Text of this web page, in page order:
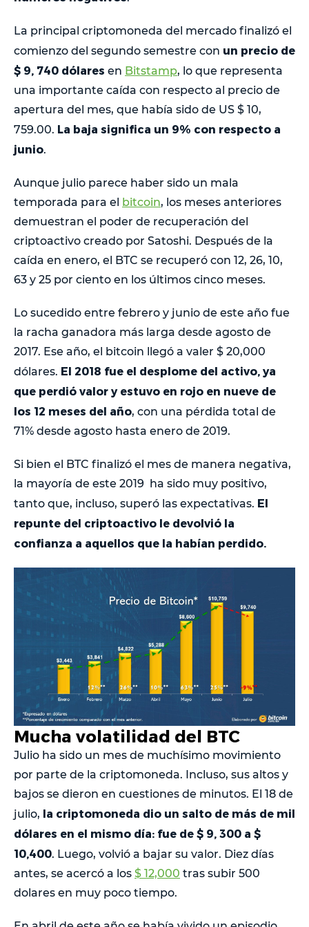
La principal criptomoneda del mercado finalizó el
comienzo del segundo semestre con un precio de
$ 9, 740 dólares en Bitstamp, lo que representa
una importante caída con respecto al precio de
apertura del mes, que había sido de US $ 10,
759.00. La baja significa un 9% con respecto a
junio.
Aunque julio parece haber sido un mala
temporada para el bitcoin, los meses anteriores
demuestran el poder de recuperación del
criptoactivo creado por Satoshi. Después de la
caída en enero, el BTC se recuperó con 12, 26, 10,
63 y 25 por ciento en los últimos cinco meses.
Lo sucedido entre febrero y junio de este año fue
la racha ganadora más larga desde agosto de
2017. Ese año, el bitcoin llegó a valer $ 20,000
dólares. El 2018 fue el desplome del activo, ya
que perdió valor y estuvo en rojo en nueve de
los 12 meses del año, con una pérdida total de
71% desde agosto hasta enero de 2019.
Si bien el BTC finalizó el mes de manera negativa,
la mayoría de este 2019 ha sido muy positivo,
tanto que, incluso, superó las expectativas. El
repunte del criptoactivo le devolvió la
confianza a aquellos que la habían perdido.
Mucha volatilidad del BTC
Julio ha sido un mes de muchísimo movimiento
por parte de la criptomoneda. Incluso, sus altos y
bajos se dieron en cuestiones de minutos. El 18 de
julio, la criptomoneda dio un salto de más de mil
dólares en el mismo día: fue de $ 9, 300 a $
10,400. Luego, volvió a bajar su valor. Diez días
antes, se acercó a los $ 12,000 tras subir 500
dolares en muy poco tiempo.